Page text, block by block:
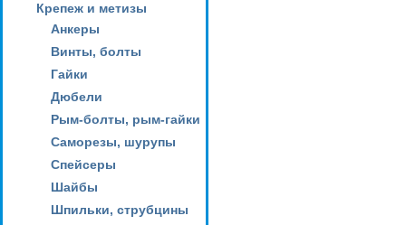
Крепеж и метизы
Анкеры
Винты, болты
Гайки
Дюбели
Рым-болты, рым-гайки
Саморезы, шурупы
Спейсеры
Шайбы
Шпильки, струбцины